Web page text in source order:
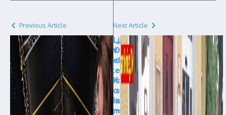
Previous Article
Li
v
e
:
K
o
lu
m
Next Article
„
O
d
e
s
s
a
–